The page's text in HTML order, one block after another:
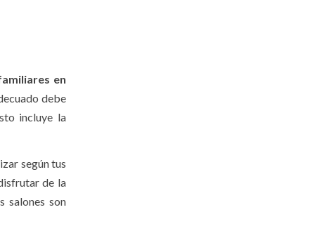
en
debe
incluye la
según tus
de la
salones son